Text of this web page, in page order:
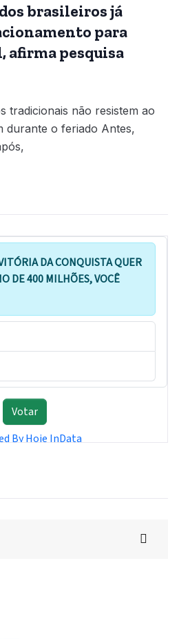
brasileiros já
para
afirma pesquisa
tradicionais não resistem ao
durante o feriado Antes,